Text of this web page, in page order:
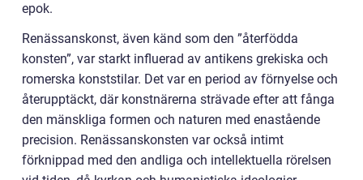
epok.
Renässanskonst, även känd som den ”återfödda
konsten”, var starkt influerad av antikens grekiska och
romerska konststilar. Det var en period av förnyelse och
återupptäckt, där konstnärerna strävade efter att fånga
den mänskliga formen och naturen med enastående
precision. Renässanskonsten var också intimt
förknippad med den andliga och intellektuella rörelsen